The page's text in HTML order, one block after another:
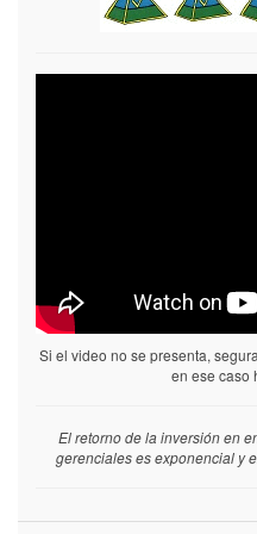
Si el video no se presenta,
en ese caso
El retorno de la inversión en
gerenciales es exponencial y